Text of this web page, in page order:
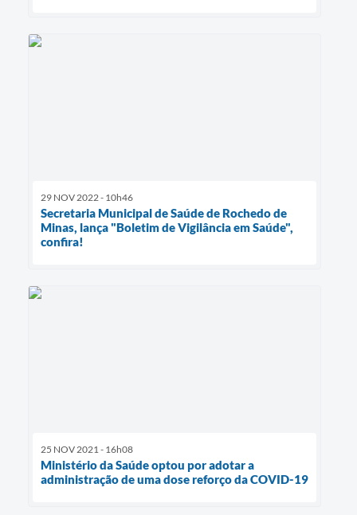
29 NOV 2022 - 10h46
Secretaria Municipal de Saúde de Rochedo de
Minas, lança "Boletim de Vigilância em Saúde",
confira!
25 NOV 2021 - 16h08
Ministério da Saúde optou por adotar a
administração de uma dose reforço da COVID-19